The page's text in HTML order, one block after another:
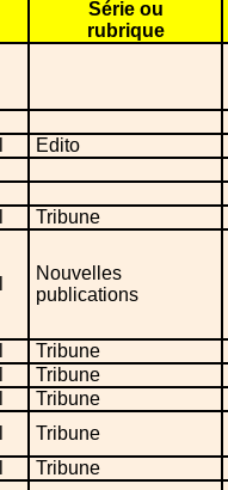
Série ou
rubrique
Edito
Tribune
Nouvelles
publications
Tribune
Tribune
Tribune
Tribune
Tribune